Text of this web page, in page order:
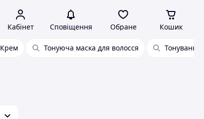
Кабінет Сповіщення Обране Кошик
Крем Тонуюча маска для волосся Тонування